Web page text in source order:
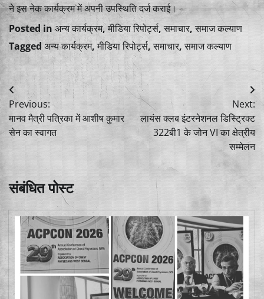
ने इस नेक कार्यक्रम में अपनी उपस्थिति दर्ज कराई।
Posted inअन्य कार्यक्रम,मीडिया रिपोर्ट्स,समाचार,समाज कल्याण
Taggedअन्य कार्यक्रम,मीडिया रिपोर्ट्स,समाचार,समाज कल्याण
Post
navigation
Previous:
मानव मैत्री पत्रिका में आशीष कुमार
सेन का स्वागत
Next:
लायंस क्लब इंटरनेशनल डिस्ट्रिक्ट
322बी1 के जोन VI का क्षेत्रीय
सम्मेलन
संबंधित पोस्ट